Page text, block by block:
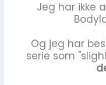
Jeg har ikke
Og jeg har
serie som